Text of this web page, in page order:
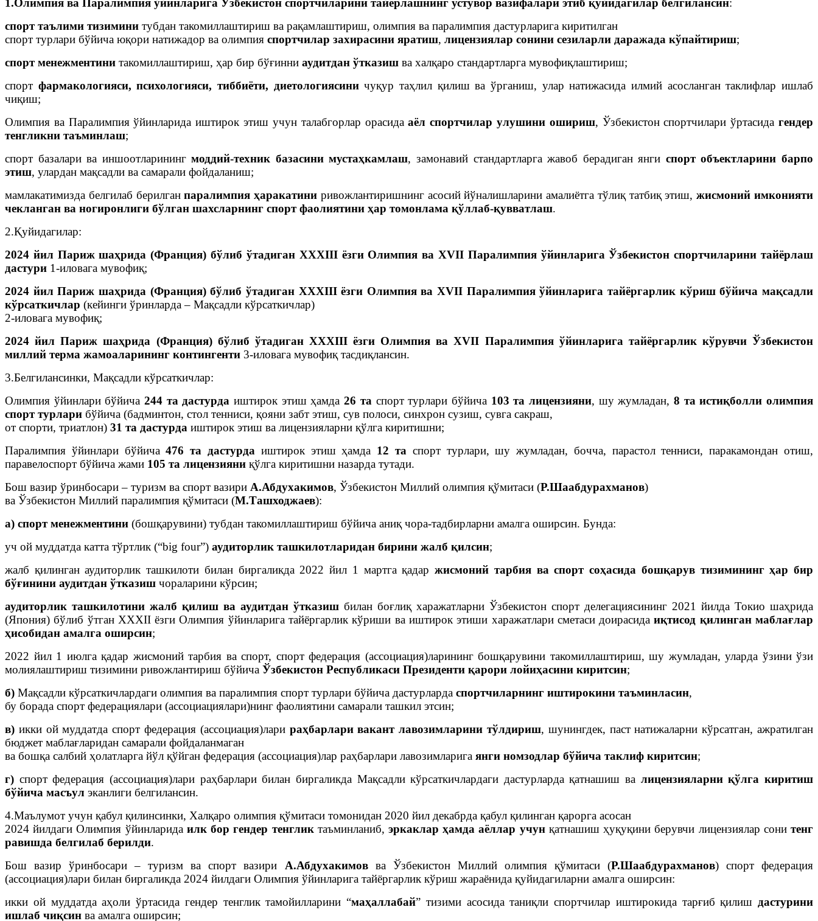
1.Олимпия ва Паралимпия ўйинларига Ўзбекистон спортчиларини тайёрлашнинг устувор вазифалари этиб қуйидагилар белгилансин:
спорт таълими тизимини тубдан такомиллаштириш ва рақамлаштириш, олимпия ва паралимпия дастурларига киритилган
спорт турлари бўйича юқори натижадор ва олимпия спортчилар захирасини яратиш, лицензиялар сонини сезиларли даражада кўпайтириш;
спорт менежментини такомиллаштириш, ҳар бир бўғинни аудитдан ўтказиш ва халқаро стандартларга мувофиқлаштириш;
спорт фармакологияси, психологияси, тиббиёти, диетологиясиничуқур таҳлил қилиш ва ўрганиш, улар натижасида илмий асосланган таклифлар ишлаб
чиқиш;
Олимпия ва Паралимпия ўйинларида иштирок этиш учун талабгорлар орасидааёл спортчилар улушини ошириш, Ўзбекистон спортчилари ўртасида гендер
тенгликни таъминлаш;
спорт базалари ва иншоотларинингмоддий-техник базасини мустаҳкамлаш, замонавий стандартларга жавоб берадиган янги спорт объектларини барпо
этиш, улардан мақсадли ва самарали фойдаланиш;
мамлакатимизда белгилаб берилганпаралимпия ҳаракатини ривожлантиришнинг асосий йўналишларини амалиётга тўлиқ татбиқ этиш,жисмоний имконияти
чекланган ва ногиронлиги бўлган шахсларнинг спорт фаолиятини ҳар томонлама қўллаб-қувватлаш.
2.Қуйидагилар:
2024 йил Париж шаҳрида (Франция) бўлиб ўтадиган XXXIII ёзги Олимпия ва XVII Паралимпия ўйинларига Ўзбекистон спортчиларини тайёрлаш
дастури 1-иловага мувофиқ;
2024 йил Париж шаҳрида (Франция) бўлиб ўтадиган XXXIII ёзги Олимпия ва XVII Паралимпия ўйинларига тайёргарлик кўриш бўйича мақсадли
кўрсаткичлар (кейинги ўринларда – Мақсадли кўрсаткичлар)
2-иловага мувофиқ;
2024 йил Париж шаҳрида (Франция) бўлиб ўтадиган XXXIII ёзги Олимпия ва XVII Паралимпия ўйинларига тайёргарлик кўрувчи Ўзбекистон
миллий терма жамоаларининг контингенти 3-иловага мувофиқ тасдиқлансин.
3.Белгилансинки, Мақсадли кўрсаткичлар:
Олимпия ўйинлари бўйича244 та дастурда иштирок этиш ҳамда26 таспорт турлари бўйича 103 та лицензияни, шу жумладан, 8 та истиқболли олимпия
спорт турлари бўйича (бадминтон, стол тенниси, қояни забт этиш, сув полоси, синхрон сузиш, сувга сакраш,
от спорти, триатлон) 31 та дастурда иштирок этиш ва лицензияларни қўлга киритишни;
Паралимпия ўйинлари бўйича476 та дастурдаиштирок этиш ҳамда 12 таспорт турлари, шу жумладан, бочча, парастол тенниси, паракамондан отиш,
паравелоспорт бўйича жами 105 та лицензияни қўлга киритишни назарда тутади.
Бош вазир ўринбосари – туризм ва спорт вазири А.Абдухакимов, Ўзбекистон Миллий олимпия қўмитаси (Р.Шаабдурахманов)
ва Ўзбекистон Миллий паралимпия қўмитаси (М.Ташходжаев):
а) спорт менежментини (бошқарувини) тубдан такомиллаштириш бўйича аниқ чора-тадбирларни амалга оширсин. Бунда:
уч ой муддатда катта тўртлик (“big four”) аудиторлик ташкилотларидан бирини жалб қилсин;
жалб қилинган аудиторлик ташкилоти билан биргаликда 2022 йил 1 мартга қадаржисмоний тарбия ва спорт соҳасида бошқарув тизимининг ҳар бир
бўғинини аудитдан ўтказиш чораларини кўрсин;
аудиторлик ташкилотини жалб қилиш ва аудитдан ўтказиш билан боғлиқ харажатларни Ўзбекистон спорт делегациясининг 2021 йилда Токио шаҳрида
(Япония) бўлиб ўтган ХХХII ёзги Олимпия ўйинларига тайёргарлик кўриши ва иштирок этиши харажатлари сметаси доирасидаиқтисод қилинган маблағлар
ҳисобидан амалга оширсин;
2022 йил 1 июлга қадар жисмоний тарбия ва спорт, спорт федерация (ассоциация)ларининг бошқарувини такомиллаштириш, шу жумладан, уларда ўзини ўзи
молиялаштириш тизимини ривожлантириш бўйича Ўзбекистон Республикаси Президенти қарори лойиҳасини киритсин;
б) Мақсадли кўрсаткичлардаги олимпия ва паралимпия спорт турлари бўйича дастурларда спортчиларнинг иштирокини таъминласин,
бу борада спорт федерациялари (ассоциациялари)нинг фаолиятини самарали ташкил этсин;
в) икки ой муддатда спорт федерация (ассоциация)лари раҳбарлари вакант лавозимларини тўлдириш, шунингдек, паст натижаларни кўрсатган, ажратилган
бюджет маблағларидан самарали фойдаланмаган
ва бошқа салбий ҳолатларга йўл қўйган федерация (ассоциация)лар раҳбарлари лавозимларига янги номзодлар бўйича таклиф киритсин;
г) спорт федерация (ассоциация)лари раҳбарлари билан биргаликда Мақсадли кўрсаткичлардаги дастурларда қатнашиш ва лицензияларни қўлга киритиш
бўйича масъул эканлиги белгилансин.
4.Маълумот учун қабул қилинсинки, Халқаро олимпия қўмитаси томонидан 2020 йил декабрда қабул қилинган қарорга асосан
2024 йилдаги Олимпия ўйинларида илк бор гендер тенглик таъминланиб,эркаклар ҳамда аёллар учун қатнашиш ҳуқуқини берувчи лицензиялар сонитенг
равишда белгилаб берилди.
Бош вазир ўринбосари – туризм ва спорт вазири А.Абдухакимов ва Ўзбекистон Миллий олимпия қўмитаси (Р.Шаабдурахманов) спорт федерация
(ассоциация)лари билан биргаликда 2024 йилдаги Олимпия ўйинларига тайёргарлик кўриш жараёнида қуйидагиларни амалга оширсин:
икки ой муддатда аҳоли ўртасида гендер тенглик тамойилларини “маҳаллабай” тизими асосида таниқли спортчилар иштирокида тарғиб қилиш дастурини
ишлаб чиқсин ва амалга оширсин;